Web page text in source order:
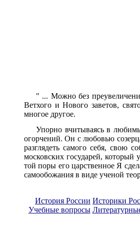
" ... Можно без
Ветхого и Нового заветов,
многое другое.
Упорно вчитываясь в
огорчений. Он с любовью
разглядеть самого себя, свою
московских государей,
той поры его царственное Я
самообожания в виде ученой
История России Историки
Учебные вопросы